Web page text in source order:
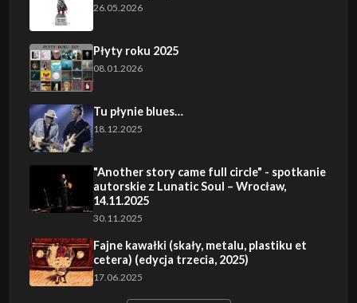
26.05.2026
Płyty roku 2025
08.01.2026
Tu płynie blues…
18.12.2025
"Another story came full circle" - spotkanie
autorskie z Lunatic Soul – Wrocław,
14.11.2025
30.11.2025
Fajne kawałki (skały, metalu, plastiku et
cetera) (edycja trzecia, 2025)
17.06.2025